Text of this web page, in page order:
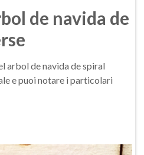
de navida de
arbol de navida de spiral
e puoi notare i particolari